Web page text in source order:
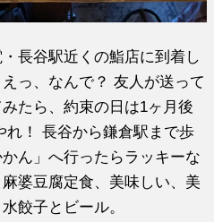
長谷駅近くの鮨店に到着し
っ、なんで？ 友人が送って
たら、約束の日は1ヶ月後
れ！ 長谷から鎌倉駅まで歩
ん」へ行ったらラッキーな
婆豆腐定食、美味しい、美
餃子とビール。